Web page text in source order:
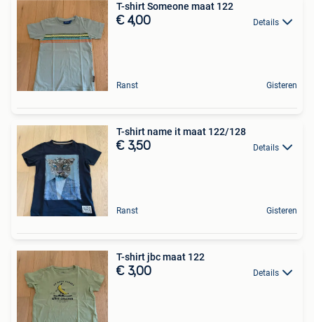
T-shirt Someone maat 122
€ 4,00 Details
Ranst Gisteren
T-shirt name it maat 122/128
€ 3,50 Details
Ranst Gisteren
T-shirt jbc maat 122
€ 3,00 Details